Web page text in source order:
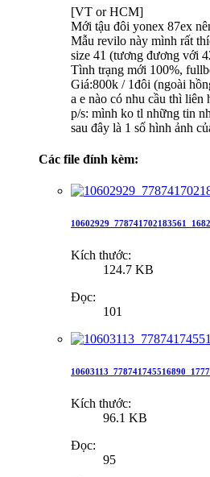
[VT or HCM]
Mới tậu đôi yonex 87ex
Mẫu revilo này mình rất
size 41 (tương đương với
Tình trạng mới 100%,
Giá:800k / 1đôi (ngoài
a e nào có nhu cầu thì
p/s: mình ko tl những tin
sau đây là 1 số hình ảnh
Các file đính kèm:
Kích thước:
124.7 KB
Đọc:
101
Kích thước:
96.1 KB
Đọc:
95